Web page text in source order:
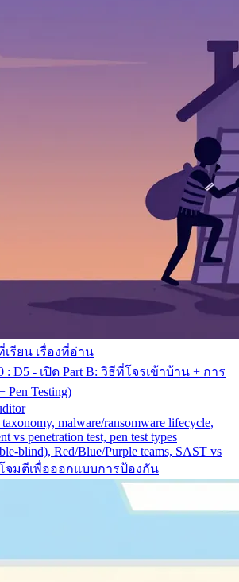
เรียน เรื่องที่อ่าน
: D5 - เปิด Part B: วิธีที่โจรเข้าบ้าน + การ
Pen Testing)
malware/ransomware lifecycle,
vs penetration test, pen test types
blind), Red/Blue/Purple teams, SAST vs
จมตีเพื่อออกแบบการป้องกัน